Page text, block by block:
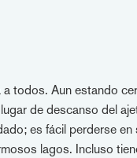
todos. Aun estando
de descanso del
es fácil perderse en
lagos. Incluso